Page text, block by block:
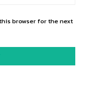
browser for the next